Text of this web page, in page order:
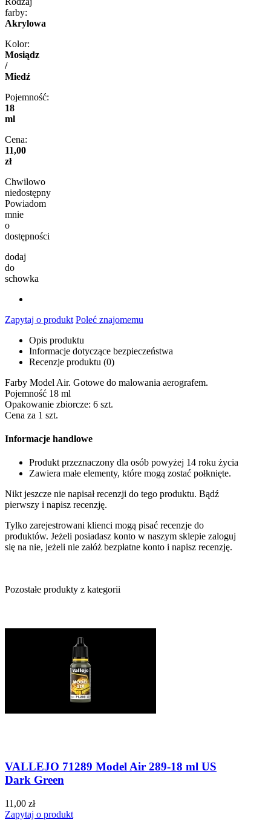
farby:
Akrylowa
Kolor:
Mosiądz
/
Miedź
Pojemność:
18
ml
Cena:
11,00
zł
Chwilowo
niedostępny
Powiadom
mnie
o
dostępności
dodaj
do
schowka
Zapytaj o produkt Poleć znajomemu
Opis produktu
Informacje dotyczące bezpieczeństwa
Recenzje produktu (0)
Farby Model Air. Gotowe do malowania aerografem.
Pojemność 18 ml
Opakowanie zbiorcze: 6 szt.
Cena za 1 szt.
Informacje handlowe
Produkt przeznaczony dla osób powyżej 14 roku życia
Zawiera małe elementy, które mogą zostać połknięte.
Nikt jeszcze nie napisał recenzji do tego produktu. Bądź
pierwszy i napisz recenzję.
Tylko zarejestrowani klienci mogą pisać recenzje do
produktów. Jeżeli posiadasz konto w naszym sklepie zaloguj
się na nie, jeżeli nie załóż bezpłatne konto i napisz recenzję.
Pozostałe produkty z kategorii
VALLEJO 71289 Model Air 289-18 ml US
Dark Green
11,00 zł
Zapytaj o produkt